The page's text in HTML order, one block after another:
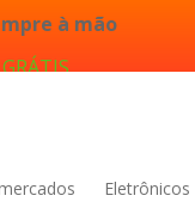
à mão
Eletrônicos